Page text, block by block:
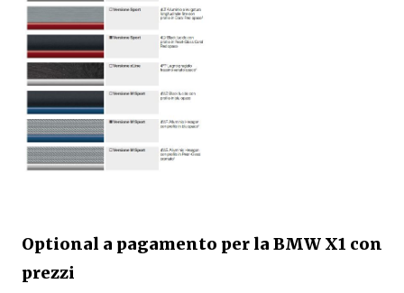
Optional a pagamento per la BMW X1 con
prezzi